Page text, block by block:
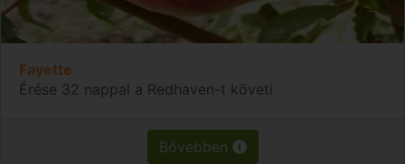
Fayette
Érése 32 nappal a Redhaven-t követi
Bővebben